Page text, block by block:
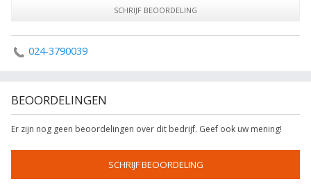
SCHRIJF BEOORDELING
024-3790039
BEOORDELINGEN
Er zijn nog geen beoordelingen over dit bedrijf. Geef ook uw mening!
SCHRIJF BEOORDELING